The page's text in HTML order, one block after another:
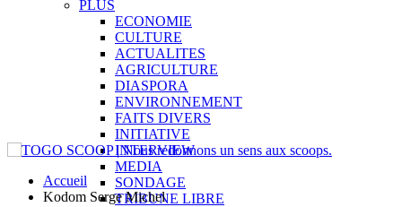
PLUS
ECONOMIE
CULTURE
ACTUALITES
AGRICULTURE
DIASPORA
ENVIRONNEMENT
FAITS DIVERS
INITIATIVE
INTERVIEW
MEDIA
SONDAGE
TRIBUNE LIBRE
Accueil
Kodom Serge Michel